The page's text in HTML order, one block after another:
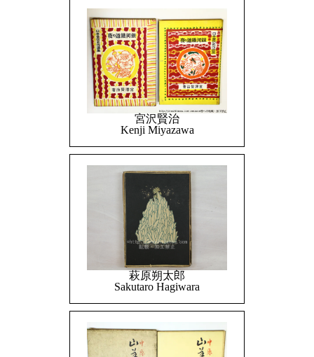
宮沢賢治
Kenji Miyazawa
萩原朔太郎
Sakutaro Hagiwara